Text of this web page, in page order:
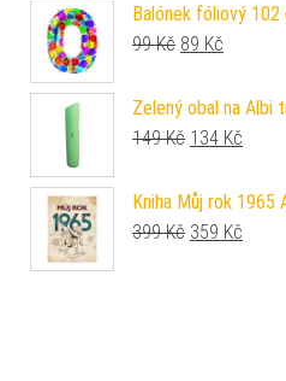
Balónek fóliový
99Kč Původní cena
89 Kč
Zelený obal na Albi
149Kč Původní
134 Kč
Kniha Můj rok 1965
399Kč Původní
359 Kč